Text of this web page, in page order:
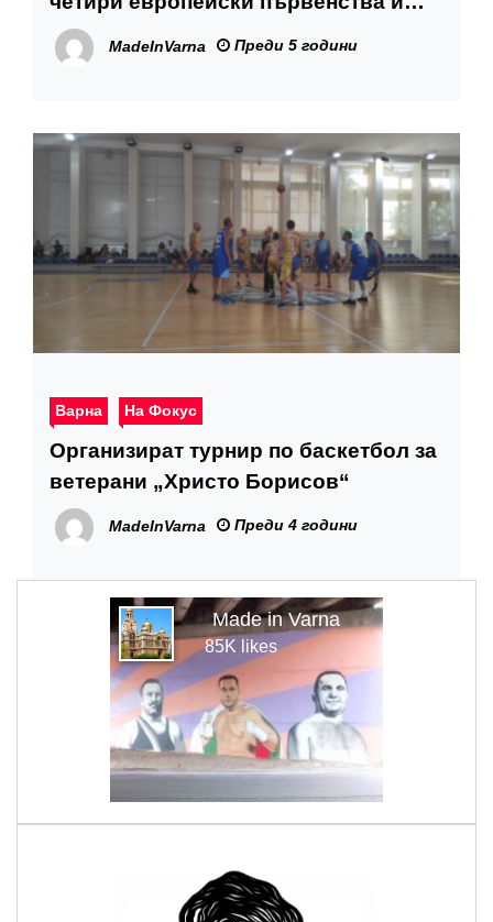
една световна купа
MadeInVarna Преди 5 години
Варна На Фокус
Организират турнир по баскетбол за
ветерани „Христо Борисов“
MadeInVarna Преди 4 години
Made in Varna
85K likes